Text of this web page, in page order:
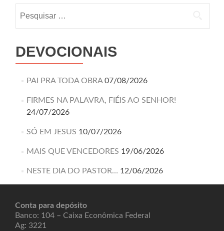
DEVOCIONAIS
PAI PRA TODA OBRA 07/08/2026
FIRMES NA PALAVRA, FIÉIS AO SENHOR!
24/07/2026
SÓ EM JESUS 10/07/2026
MAIS QUE VENCEDORES 19/06/2026
NESTE DIA DO PASTOR… 12/06/2026
Conta para depósito
Banco: 104 – Caixa Econômica Federal
Ag: 3221